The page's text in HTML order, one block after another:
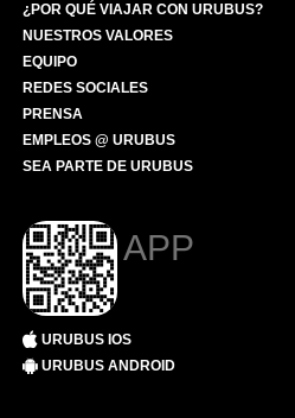
¿POR QUÉ VIAJAR CON URUBUS?
NUESTROS VALORES
EQUIPO
REDES SOCIALES
PRENSA
EMPLEOS @ URUBUS
SEA PARTE DE URUBUS
APP
URUBUS IOS
URUBUS ANDROID